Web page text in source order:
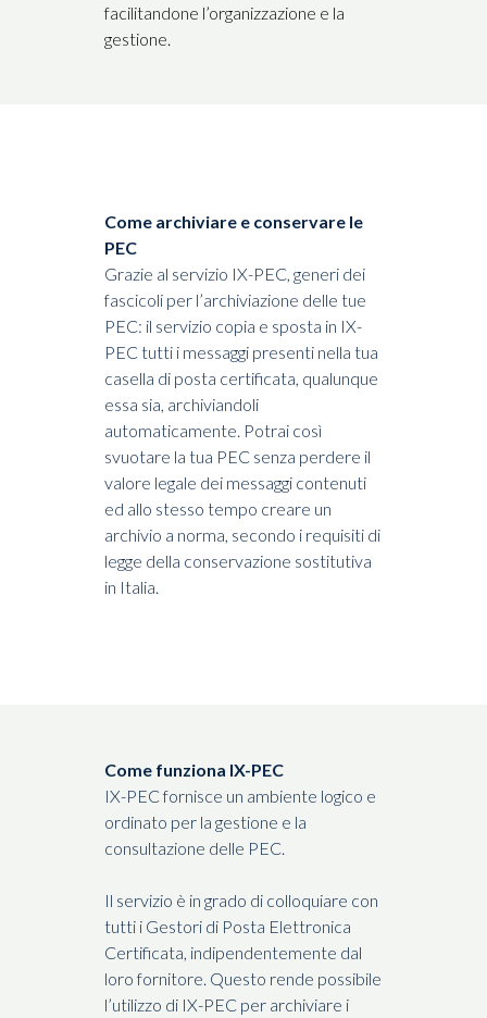
facilitandone l’organizzazione e la
gestione.
Come archiviare e conservare le
PEC
Grazie al servizio IX-PEC, generi dei
fascicoli per l’archiviazione delle tue
PEC: il servizio copia e sposta in IX-
PEC tutti i messaggi presenti nella tua
casella di posta certificata, qualunque
essa sia, archiviandoli
automaticamente. Potrai così
svuotare la tua PEC senza perdere il
valore legale dei messaggi contenuti
ed allo stesso tempo creare un
archivio a norma, secondo i requisiti di
legge della conservazione sostitutiva
in Italia.
Come funziona IX-PEC
IX-PEC fornisce un ambiente logico e
ordinato per la gestione e la
consultazione delle PEC.
Il servizio è in grado di colloquiare con
tutti i Gestori di Posta Elettronica
Certificata, indipendentemente dal
loro fornitore. Questo rende possibile
l’utilizzo di IX-PEC per archiviare i